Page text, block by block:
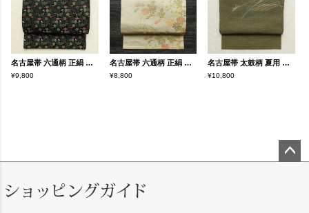
名古屋帯 六通柄 正絹 古典柄 通し仕立て なごや帯 リサイクル帯 比翼仕立て 帯 黒
¥9,800
名古屋帯 六通柄 正絹 花柄 名古屋仕立て なごや帯 リサイクル帯 帯 箔 金糸 ベージュ
¥8,800
名古屋帯 太鼓柄 夏用 正絹 木の葉・植物柄 松葉仕立て なごや帯 リサイクル帯 帯 緑・うぐいす色
¥10,800